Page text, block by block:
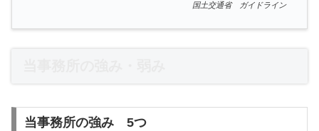
国土交通省 ガイドライン
当事務所の強み 5つ